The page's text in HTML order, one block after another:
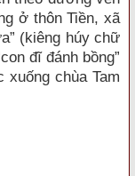
ở thôn Tiền, xã
(kiêng húy chữ
đĩ đánh bồng”
chùa Tam